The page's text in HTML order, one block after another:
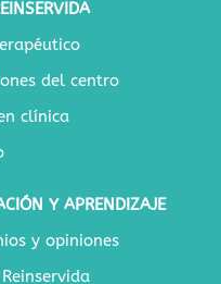
del centro
clínica
Y APRENDIZAJE
y opiniones